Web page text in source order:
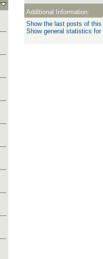
Additional Information:
Show the last posts of this
Show general statistics for